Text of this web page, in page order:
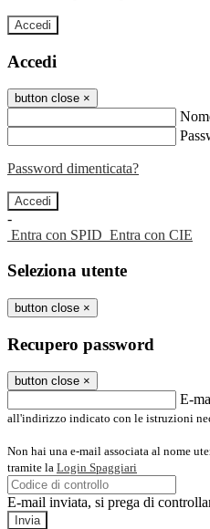
Accedi
Accedi
button close ×
Password dimenticata?
-
Entra con SPID Entra con CIE
Seleziona utente
button close ×
Recupero password
button close ×
E-
all'indirizzo indicato con le istruzioni
Non hai una e-mail associata al nome
tramite la Login Spaggiari
E-mail inviata, si prega di